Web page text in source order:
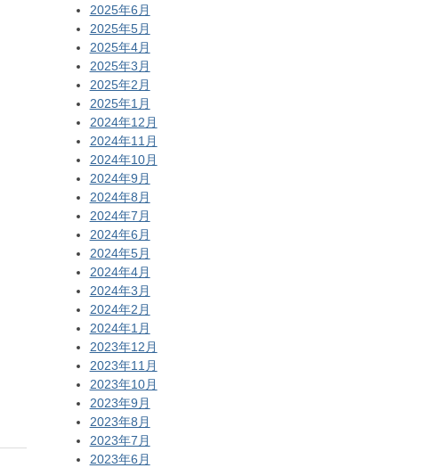
2025年6月
2025年5月
2025年4月
2025年3月
2025年2月
2025年1月
2024年12月
2024年11月
2024年10月
2024年9月
2024年8月
2024年7月
2024年6月
2024年5月
2024年4月
2024年3月
2024年2月
2024年1月
2023年12月
2023年11月
2023年10月
2023年9月
2023年8月
2023年7月
2023年6月